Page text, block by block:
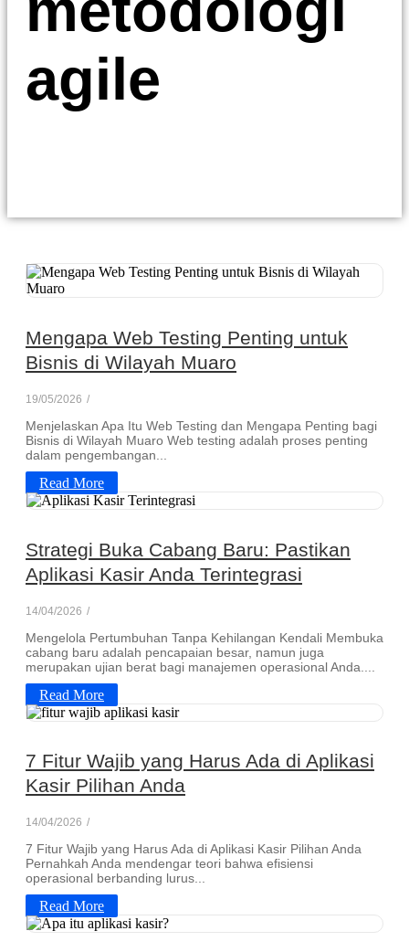
agile
Mengapa Web Testing Penting untuk
Bisnis di Wilayah Muaro
19/05/2026 /
Menjelaskan Apa Itu Web Testing dan Mengapa Penting bagi
Bisnis di Wilayah Muaro Web testing adalah proses penting
dalam pengembangan...
Read More
Strategi Buka Cabang Baru: Pastikan
Aplikasi Kasir Anda Terintegrasi
14/04/2026 /
Mengelola Pertumbuhan Tanpa Kehilangan Kendali Membuka
cabang baru adalah pencapaian besar, namun juga
merupakan ujian berat bagi manajemen operasional Anda....
Read More
7 Fitur Wajib yang Harus Ada di Aplikasi
Kasir Pilihan Anda
14/04/2026 /
7 Fitur Wajib yang Harus Ada di Aplikasi Kasir Pilihan Anda
Pernahkah Anda mendengar teori bahwa efisiensi
operasional berbanding lurus...
Read More